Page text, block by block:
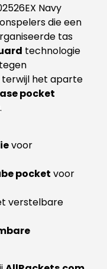
Navy
die een
tas
technologie
het aparte
pocket
voor
pocket voor
verstelbare